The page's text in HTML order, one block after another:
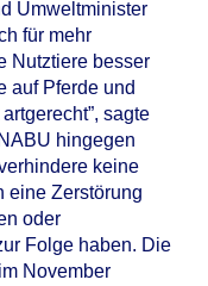
Umweltminister
für mehr
Nutztiere besser
auf Pferde und
sagte
hingegen
keine
eine Zerstörung
oder
Folge haben. Die
November